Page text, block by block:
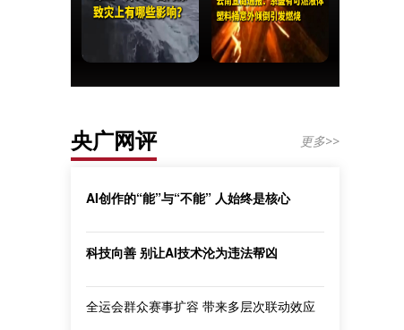
央广网评 更多>>
AI创作的“能”与“不能” 人始终是核心
科技向善 别让AI技术沦为违法帮凶
全运会群众赛事扩容 带来多层次联动效应